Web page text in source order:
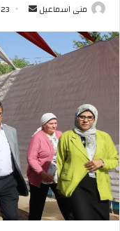
منى اسماعيل
أرسل
إلكترونيا
23 نوفمبر، 2025